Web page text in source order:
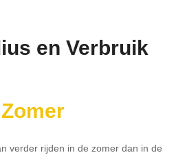
en Verbruik
Zomer
verder rijden in de zomer dan in de